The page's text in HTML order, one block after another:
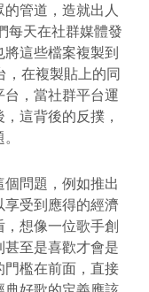
管道，造就出人
每天在社群媒體發
這些檔案複製到
，在複製貼上的同
，當社群平台運
這背後的反撲，
問題，例如推出
受到應得的經濟
想像一位歌手創
至是喜歡才會是
門檻在前面，直接